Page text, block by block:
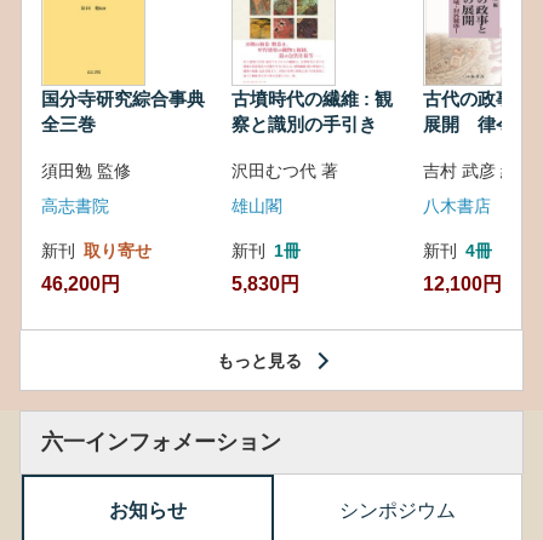
国分寺研究綜合事典
全三巻
須田勉 監修
高志書院
新刊 取り寄せ
46,200円
古墳時代の繊維 : 観
察と識別の手引き
沢田むつ代 著
雄山閣
新刊 1冊
5,830円
古代の政事と
展開 律令・
吉村 武彦 編集
八木書店
新刊 4冊
12,100円
もっと見る
六一インフォメーション
お知らせ シンポジウム